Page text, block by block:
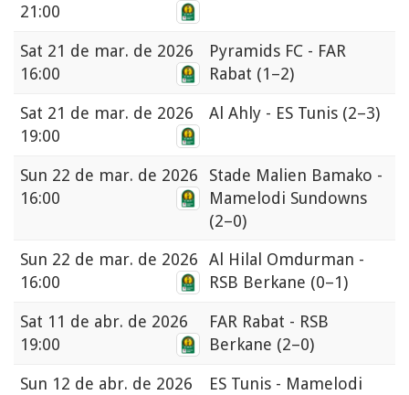
21:00
Sat 21 de mar. de 2026
16:00
Pyramids FC - FAR
Rabat (1–2)
Sat 21 de mar. de 2026
19:00
Al Ahly - ES Tunis (2–3)
Sun 22 de mar. de 2026
16:00
Stade Malien Bamako -
Mamelodi Sundowns
(2–0)
Sun 22 de mar. de 2026
16:00
Al Hilal Omdurman -
RSB Berkane (0–1)
Sat 11 de abr. de 2026
19:00
FAR Rabat - RSB
Berkane (2–0)
Sun 12 de abr. de 2026
ES Tunis - Mamelodi